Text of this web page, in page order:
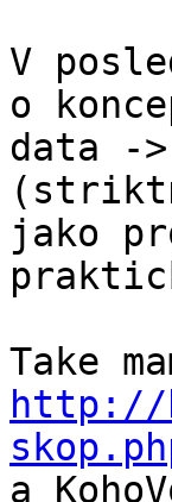
V
o
data -
jako
http://